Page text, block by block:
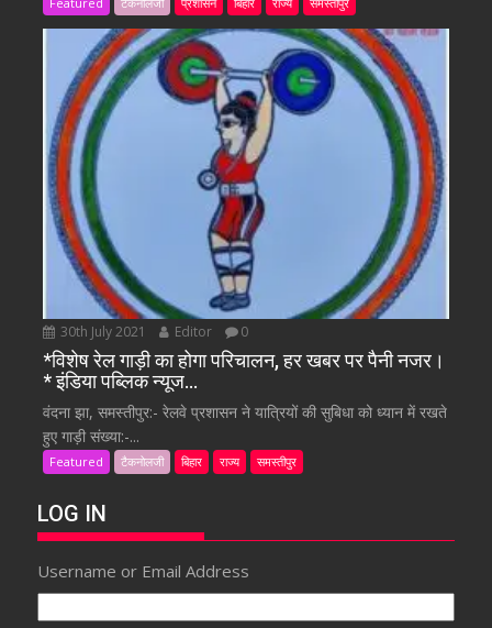
30th July 2021 Editor 0
*विशेष रेल गाड़ी का होगा परिचालन, हर खबर पर पैनी नजर।
* इंडिया पब्लिक न्यूज…
वंदना झा, समस्तीपुर:- रेलवे प्रशासन ने यात्रियों की सुबिधा को ध्यान में रखते
हुए गाड़ी संख्या:-...
Featured टैकनोलजी बिहार राज्य समस्तीपुर
LOG IN
Username or Email Address